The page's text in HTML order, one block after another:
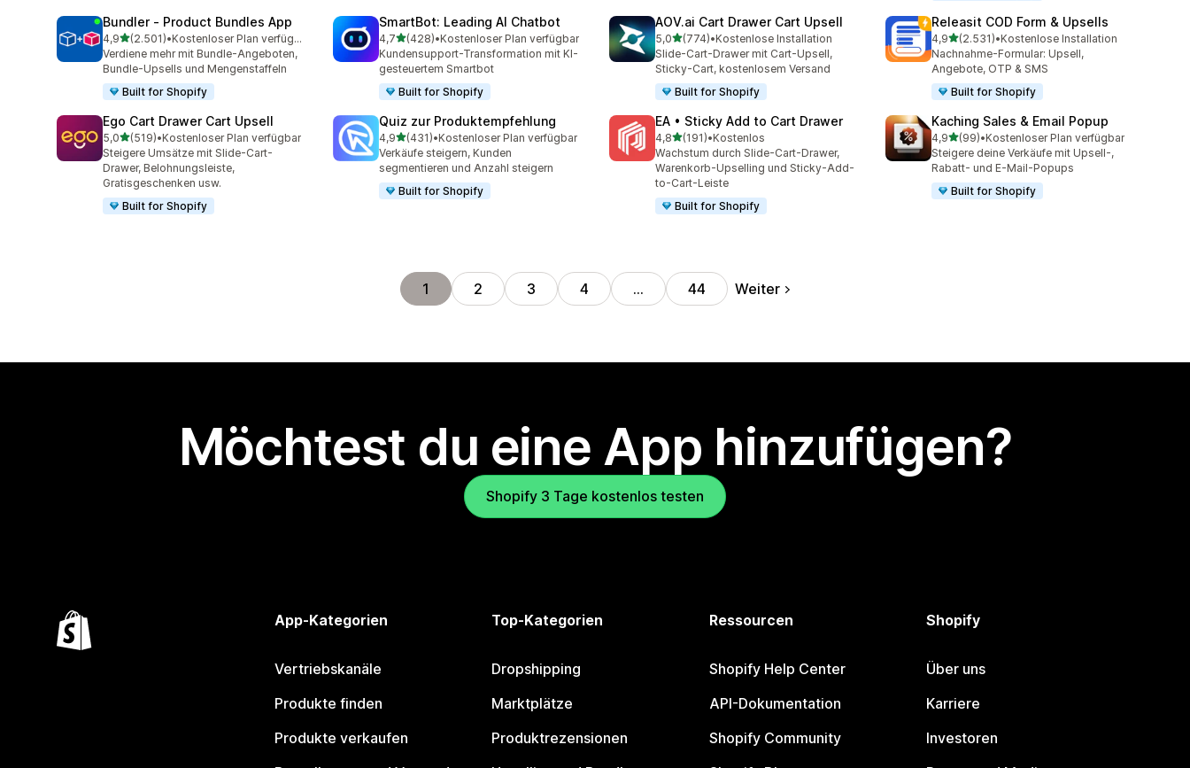
Bundler ‑ Product Bundles App
4,9von 5 Sternen
(2.501)
2501 Rezensionen insgesamt
•
Kostenloser Plan verfügbar
Verdiene mehr mit Bundle-Angeboten,
Bundle-Upsells und Mengenstaffeln
Built for Shopify
SmartBot: Leading AI Chatbot
4,7von 5 Sternen
(428)
428 Rezensionen insgesamt
•Kostenloser Plan verfügbar
Kundensupport-Transformation mit KI-
gesteuertem Smartbot
Built for Shopify
AOV.ai Cart Drawer Cart Upsell
5,0von 5 Sternen
(774)
774 Rezensionen insgesamt
•Kostenlose Installation
Slide-Cart-Drawer mit Cart-Upsell,
Sticky-Cart, kostenlosem Versand
Built for Shopify
Releasit COD Form & Upsells
4,9von 5 Sternen
(2.531)
2531 Rezensionen insgesamt
•Kostenlose Installation
Nachnahme-Formular: Upsell,
Angebote, OTP & SMS
Built for Shopify
Ego Cart Drawer Cart Upsell
5,0von 5 Sternen
(519)
519 Rezensionen insgesamt
•Kostenloser Plan verfügbar
Steigere Umsätze mit Slide-Cart-
Drawer, Belohnungsleiste,
Gratisgeschenken usw.
Built for Shopify
Quiz zur Produktempfehlung
4,9von 5 Sternen
(431)
431 Rezensionen insgesamt
•Kostenloser Plan verfügbar
Verkäufe steigern, Kunden
segmentieren und Anzahl steigern
Built for Shopify
EA • Sticky Add to Cart Drawer
4,8von 5 Sternen
(191)
191 Rezensionen insgesamt
•Kostenlos
Wachstum durch Slide-Cart-Drawer,
Warenkorb-Upselling und Sticky-Add-
to-Cart-Leiste
Built for Shopify
Kaching Sales & Email Popup
4,9von 5 Sternen
(99)
99 Rezensionen insgesamt
•Kostenloser Plan verfügbar
Steigere deine Verkäufe mit Upsell-,
Rabatt- und E-Mail-Popups
Built for Shopify
1 2 3 4 … 44 Weiter
Möchtest du eine App hinzufügen?
Shopify 3 Tage kostenlos testen
App-Kategorien
Vertriebskanäle
Produkte finden
Produkte verkaufen
Top-Kategorien
Dropshipping
Marktplätze
Produktrezensionen
Ressourcen
Shopify Help Center
API-Dokumentation
Shopify Community
Shopify
Über uns
Karriere
Investoren